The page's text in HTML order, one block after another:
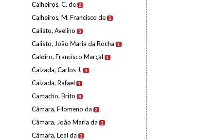
Calheiros, C. de 2
Calheiros, M. Francisco de 1
Calisto, Avelino 5
Calisto, João Maria da Rocha 1
Caloiro, Francisco Marçal 1
Calzada, Carlos J. 1
Calzada, Rafael 1
Camacho, Brito 8
Câmara, Filomeno da 2
Câmara, João Maria da 1
Câmara, Leal da 1